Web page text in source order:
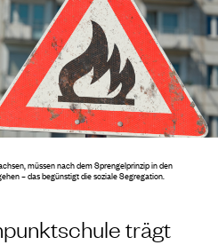
trägt
müssen nach dem Sprengelprinzip in den
– das begünstigt die soziale Segregation.